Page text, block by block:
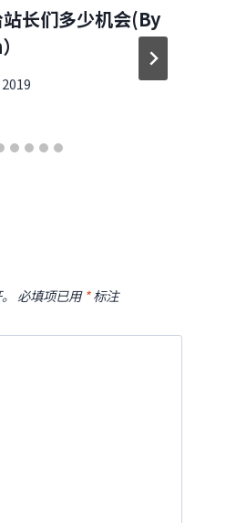
长们多少机会(By
必填项已用*标注